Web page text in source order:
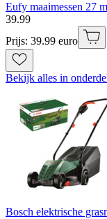
Eufy maaimessen 27
39.99
Prijs: 39.99 euro
Bekijk alles in
Bosch elektrische